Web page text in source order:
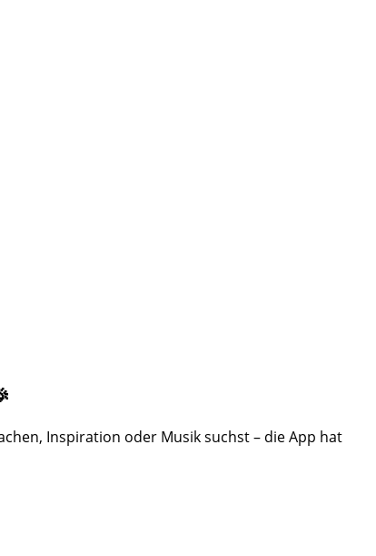
Inspiration oder Musik suchst – die App hat